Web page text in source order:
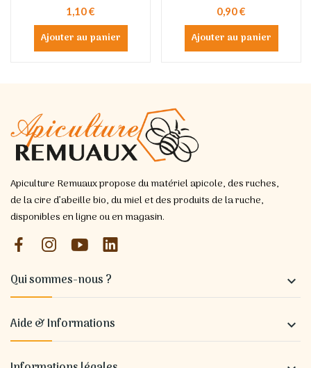
1,10 €
Ajouter au panier
0,90 €
Ajouter au panier
Apiculture Remuaux propose du matériel apicole, des ruches,
de la cire d’abeille bio, du miel et des produits de la ruche,
disponibles en ligne ou en magasin.
Qui sommes-nous ? 
Aide & Informations 